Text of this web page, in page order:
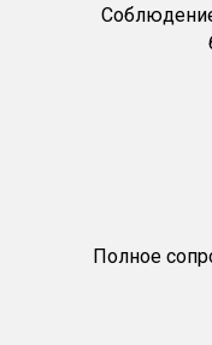
Полное